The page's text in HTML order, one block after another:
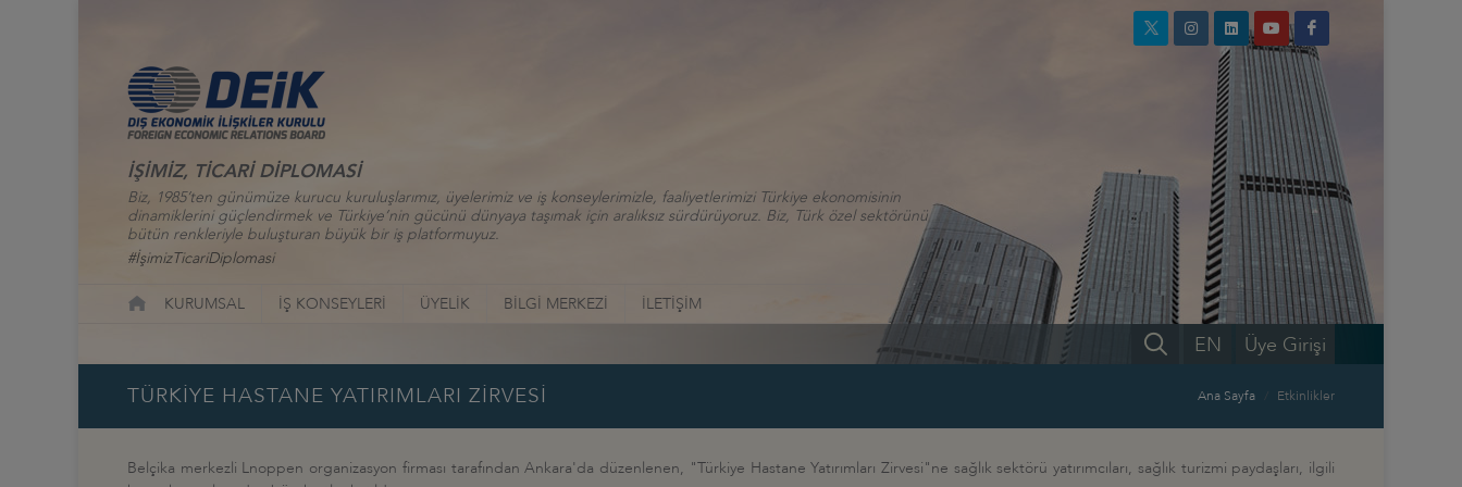
İŞİMİZ, TİCARİ DİPLOMASİ
Biz, 1985’ten günümüze kurucu kuruluşlarımız, üyelerimiz ve iş konseylerimizle, faaliyetlerimizi Türkiye ekonomisinin
dinamiklerini güçlendirmek ve Türkiye’nin gücünü dünyaya taşımak için aralıksız sürdürüyoruz. Biz, Türk özel sektörünü
bütün renkleriyle buluşturan büyük bir iş platformuyuz.
#İşimizTicariDiplomasi
KURUMSAL İŞ KONSEYLERİ ÜYELİK BİLGİ MERKEZİ İLETİŞİM
Üye Girişi
EN
TÜRKİYE HASTANE YATIRIMLARI ZİRVESİ Ana Sayfa Etkinlikler
Belçika merkezli Lnoppen organizasyon firması tarafından Ankara'da düzenlenen, "Türkiye Hastane Yatırımları Zirvesi"ne sağlık sektörü yatırımcıları, sağlık turizmi paydaşları, ilgili